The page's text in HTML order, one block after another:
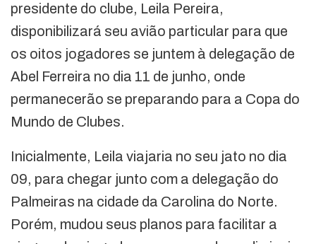
presidente do clube, Leila Pereira,
disponibilizará seu avião particular para que
os oitos jogadores se juntem à delegação de
Abel Ferreira no dia 11 de junho, onde
permanecerão se preparando para a Copa do
Mundo de Clubes.
Inicialmente, Leila viajaria no seu jato no dia
09, para chegar junto com a delegação do
Palmeiras na cidade da Carolina do Norte.
Porém, mudou seus planos para facilitar a